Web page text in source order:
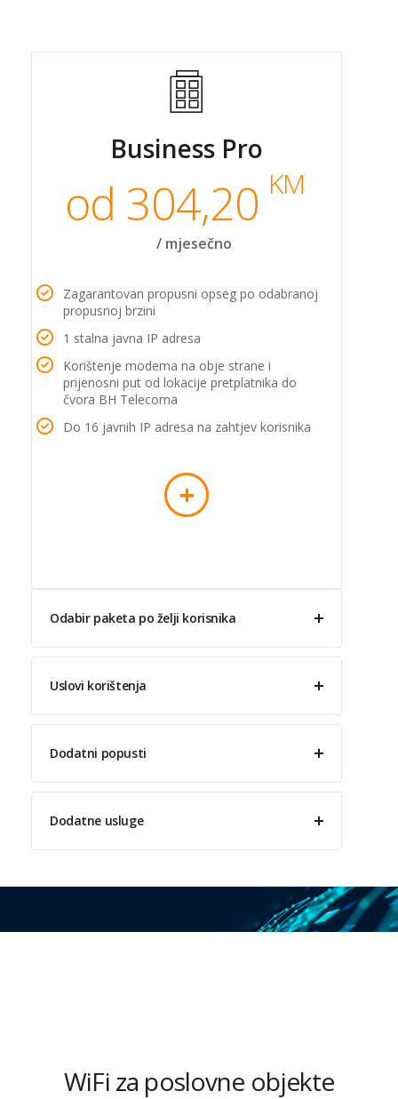
Business Pro
od 304,20 KM
/ mjesečno
Zagarantovan propusni opseg po odabranoj
propusnoj brzini
1 stalna javna IP adresa
Korištenje modema na obje strane i
prijenosni put od lokacije pretplatnika do
čvora BH Telecoma
Do 16 javnih IP adresa na zahtjev korisnika
+
Odabir paketa po želji korisnika
Uslovi korištenja
Dodatni popusti
Dodatne usluge
WiFi za poslovne objekte